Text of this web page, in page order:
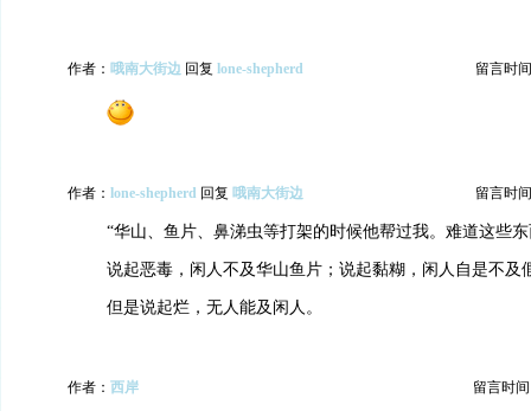
作者： 哦南大街边 回复 lone-shepherd 留言时
作者： lone-shepherd 回复 哦南大街边 留言时
“华山、鱼片、鼻涕虫等打架的时候他帮过我。难道这些
说起恶毒，闲人不及华山鱼片；说起黏糊，闲人自是不及
但是说起烂，无人能及闲人。
作者： 西岸 留言时间